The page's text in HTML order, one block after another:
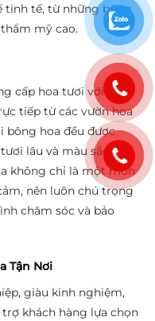
tinh tế, từ những bông
mỹ cao.
cấp hoa tươi với chất
tiếp từ các vườn hoa
bông hoa đều được
lâu và màu sắc rực
không chỉ là một món
nên luôn chú trọng
chăm sóc và bảo
Tận Nơi
giàu kinh nghiệm,
khách hàng lựa chọn